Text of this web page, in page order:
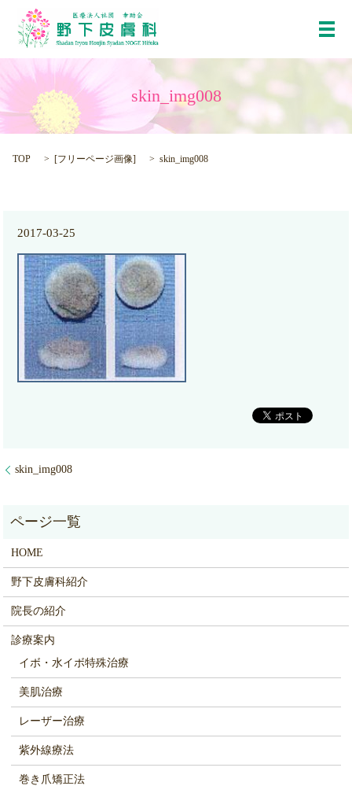
メ
skin_img008
TOP [フリーページ画像] skin_img008
2017-03-25
skin_img008
HOME
野下皮膚科紹介
院長の紹介
診療案内
イボ・水イボ特殊治療
美肌治療
レーザー治療
紫外線療法
巻き爪矯正法